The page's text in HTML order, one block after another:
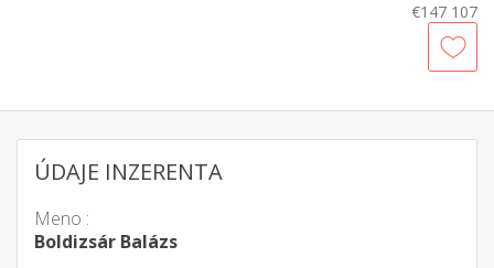
€147 107
ÚDAJE INZERENTA
Meno :
Boldizsár Balázs